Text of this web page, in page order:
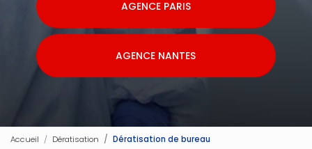
AGENCE PARIS
AGENCE NANTES
Accueil Dératisation Dératisation de bureau